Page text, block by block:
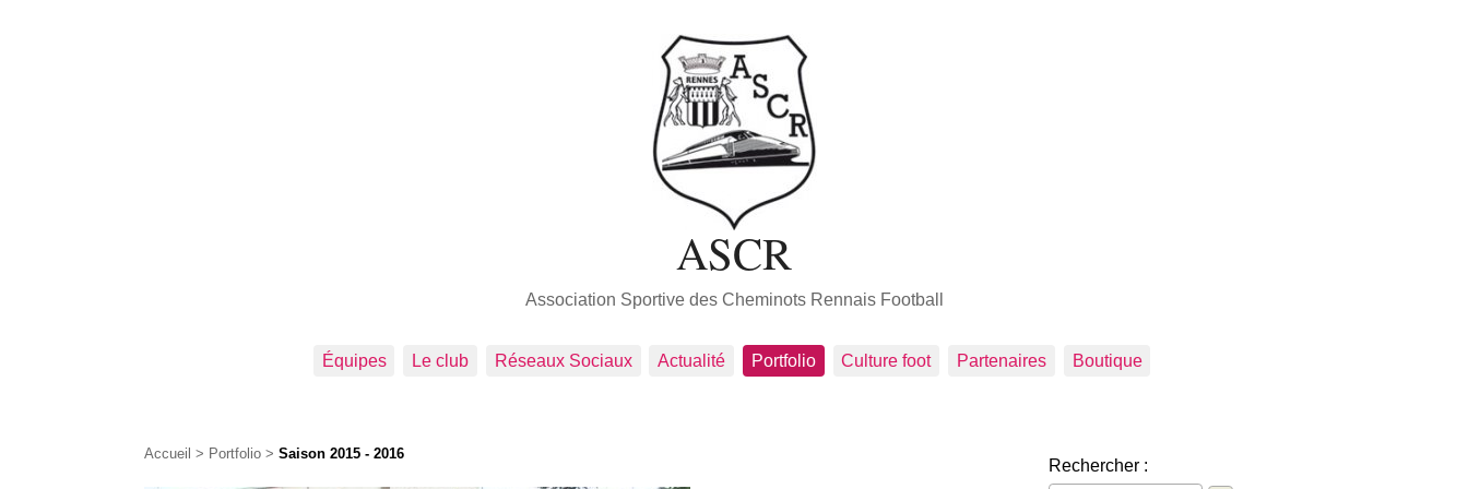
ASCR
Association Sportive des Cheminots Rennais Football
Équipes Le club Réseaux Sociaux Actualité Portfolio Culture foot Partenaires Boutique
Accueil > Portfolio > Saison 2015 - 2016
Rechercher :